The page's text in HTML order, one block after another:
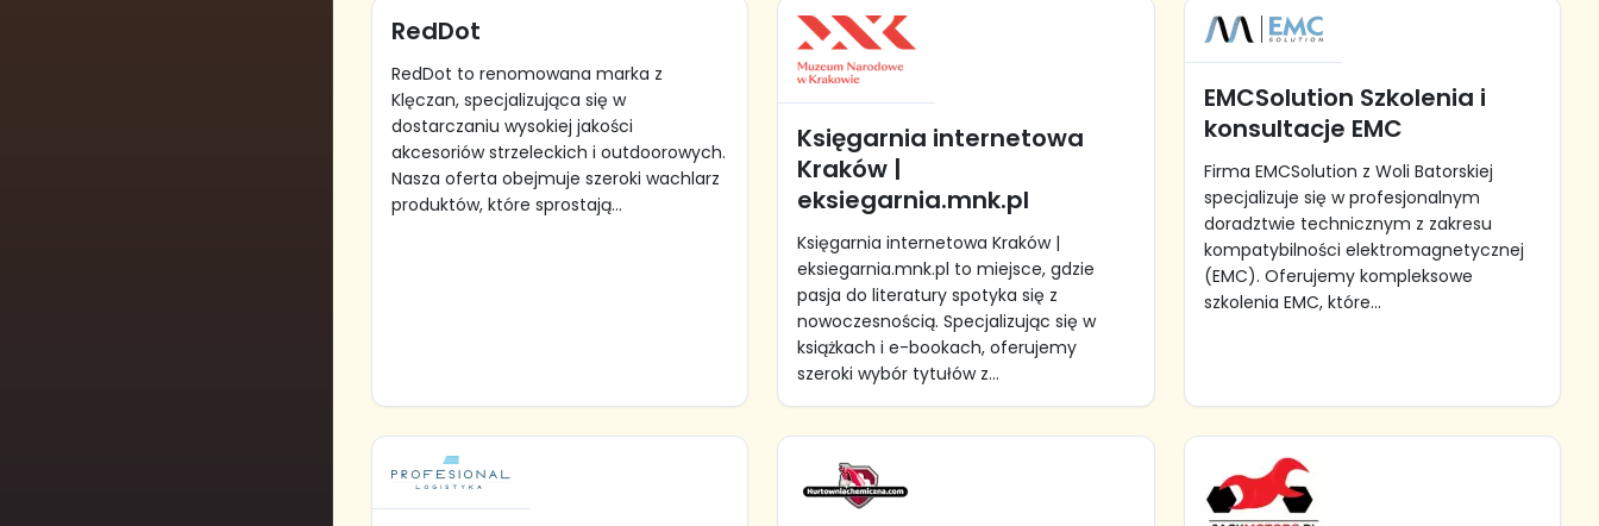
RedDot
RedDot to renomowana marka z
Klęczan, specjalizująca się w
dostarczaniu wysokiej jakości
akcesoriów strzeleckich i outdoorowych.
Nasza oferta obejmuje szeroki wachlarz
produktów, które sprostają...
Księgarnia internetowa
Kraków |
eksiegarnia.mnk.pl
Księgarnia internetowa Kraków |
eksiegarnia.mnk.pl to miejsce, gdzie
pasja do literatury spotyka się z
nowoczesnością. Specjalizując się w
książkach i e-bookach, oferujemy
szeroki wybór tytułów z...
EMCSolution Szkolenia i
konsultacje EMC
Firma EMCSolution z Woli Batorskiej
specjalizuje się w profesjonalnym
doradztwie technicznym z zakresu
kompatybilności elektromagnetycznej
(EMC). Oferujemy kompleksowe
szkolenia EMC, które...